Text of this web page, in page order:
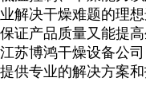
业解决干燥难题的理
保证产品质量又能提
江苏博鸿干燥设备公
提供专业的解决方案和